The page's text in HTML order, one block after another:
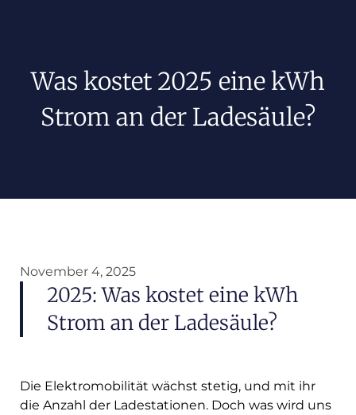
Was kostet 2025 eine kWh
Strom an der Ladesäule?
November 4, 2025
2025: Was kostet eine kWh
Strom an der Ladesäule?
Die Elektromobilität wächst stetig, und mit ihr
die Anzahl der Ladestationen. Doch was wird uns